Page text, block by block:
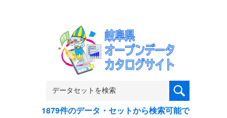
1879件のデータ・セットから検索可能で